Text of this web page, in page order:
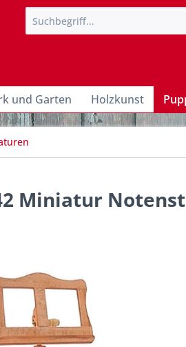
und Garten Holzkunst
Miniatur